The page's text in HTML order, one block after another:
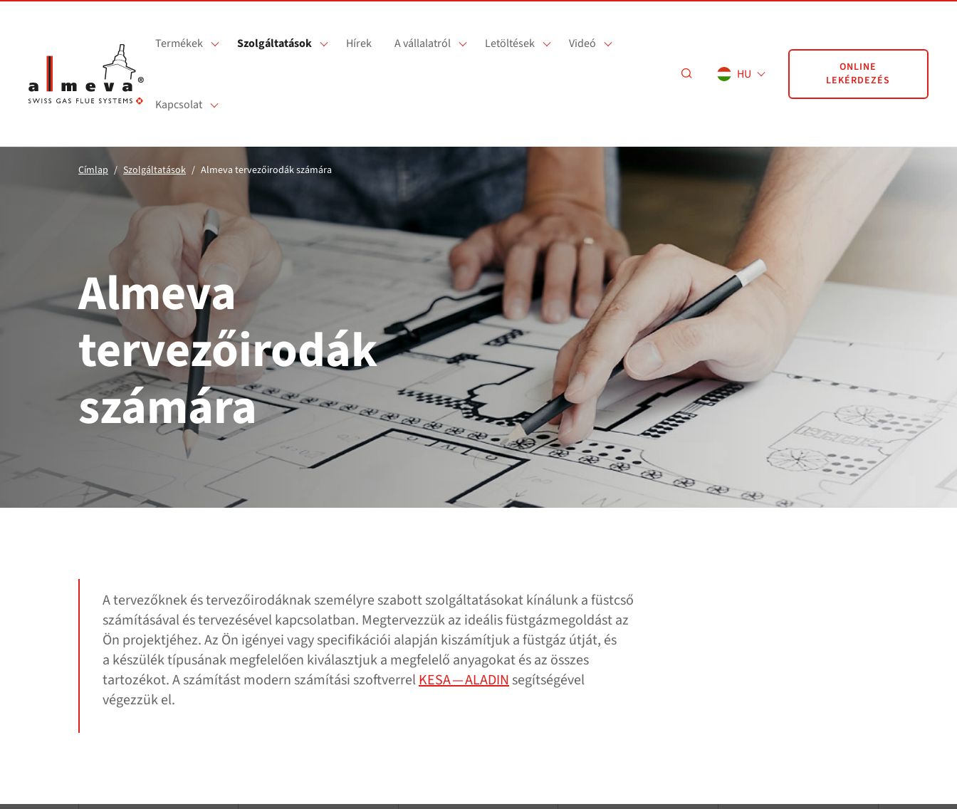
Termékek Szolgáltatások Hírek A vállalatról Letöltések Videó
Kapcsolat
HU
ONLINE
LEKÉRDEZÉS
Címlap Szolgáltatások Almeva tervezőirodák számára
Almeva
tervezőirodák
számára
A tervezőknek és tervezőirodáknak személyre szabott szolgáltatásokat kínálunk a füstcső
számításával és tervezésével kapcsolatban. Megtervezzük az ideális füstgázmegoldást az
Ön projektjéhez. Az Ön igényei vagy specifikációi alapján kiszámítjuk a füstgáz útját, és
a készülék típusának megfelelően kiválasztjuk a megfelelő anyagokat és az összes
tartozékot. A számítást modern számítási szoftverrelKESA — ALADINsegítségével
végezzük el.